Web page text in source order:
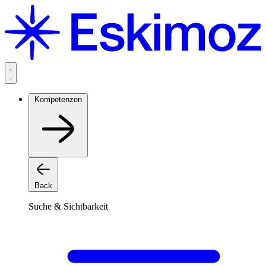
Inhalt
springen
Kompetenzen
Back
Suche & Sichtbarkeit